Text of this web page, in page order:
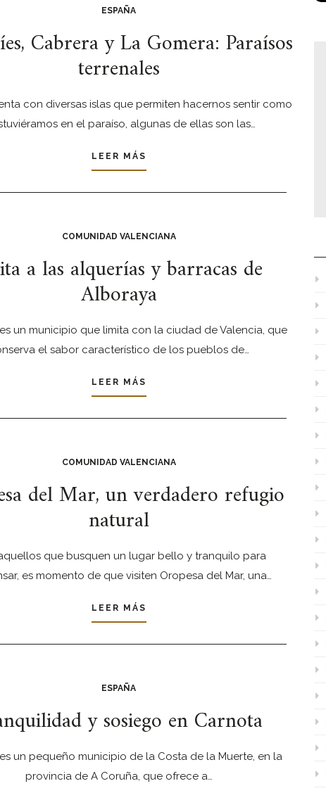
ESPAÑA
Cabrera y La Gomera: Paraísos
terrenales
con diversas islas que permiten hacernos sentir como
en el paraíso, algunas de ellas son las…
LEER MÁS
COMUNIDAD VALENCIANA
a las alquerías y barracas de
Alboraya
un municipio que limita con la ciudad de Valencia, que
el sabor característico de los pueblos de…
LEER MÁS
COMUNIDAD VALENCIANA
del Mar, un verdadero refugio
natural
que busquen un lugar bello y tranquilo para
es momento de que visiten Oropesa del Mar, una…
LEER MÁS
ESPAÑA
y sosiego en Carnota
un pequeño municipio de la Costa de la Muerte, en la
provincia de A Coruña, que ofrece a…